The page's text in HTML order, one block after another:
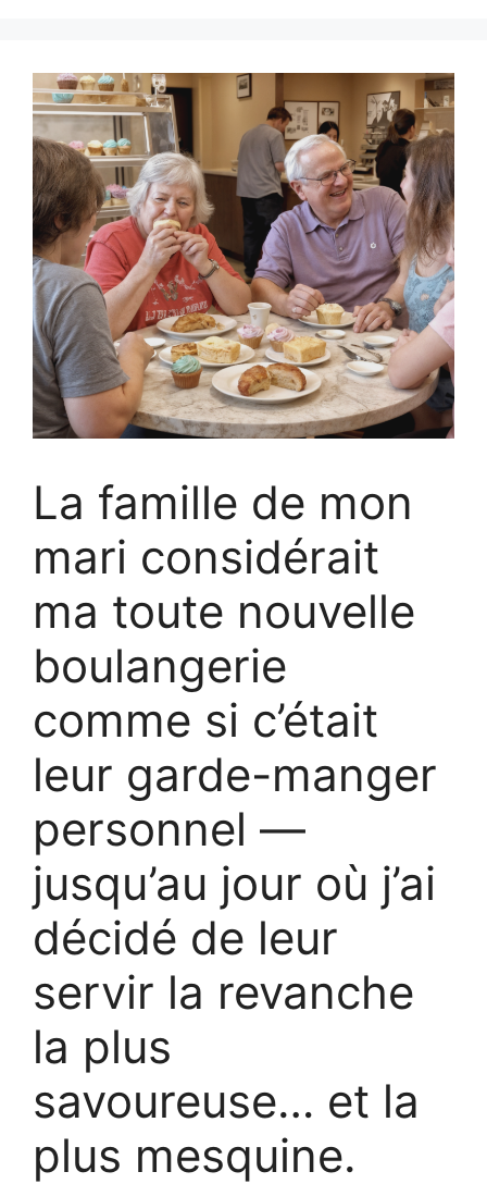
La famille de mon
mari considérait
ma toute nouvelle
boulangerie
comme si c’était
leur garde-manger
personnel —
jusqu’au jour où j’ai
décidé de leur
servir la revanche
la plus
savoureuse… et la
plus mesquine.